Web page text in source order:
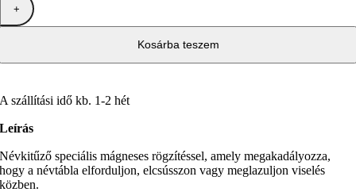
Kosárba teszem
A szállítási idő kb. 1-2 hét
Leírás
Névkitűző speciális mágneses rögzítéssel, amely megakadályozza,
hogy a névtábla elforduljon, elcsússzon vagy meglazuljon viselés
közben.